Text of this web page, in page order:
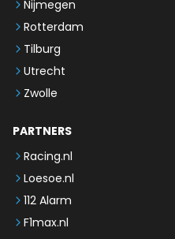
Nijmegen
Rotterdam
Tilburg
Utrecht
Zwolle
PARTNERS
Racing.nl
Loesoe.nl
112 Alarm
F1max.nl